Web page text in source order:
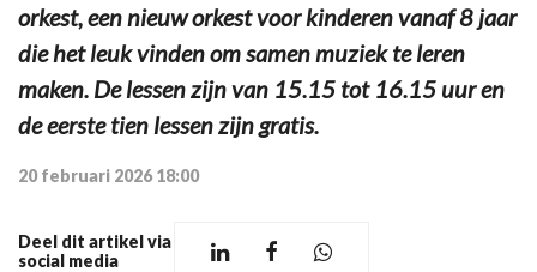
orkest, een nieuw orkest voor kinderen vanaf 8 jaar
die het leuk vinden om samen muziek te leren
maken. De lessen zijn van 15.15 tot 16.15 uur en
de eerste tien lessen zijn gratis.
20 februari 2026 18:00
Deel dit artikel via
social media